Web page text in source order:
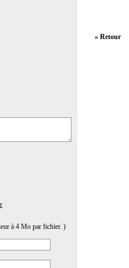
à 4 Mo par fichier. )
» Retour